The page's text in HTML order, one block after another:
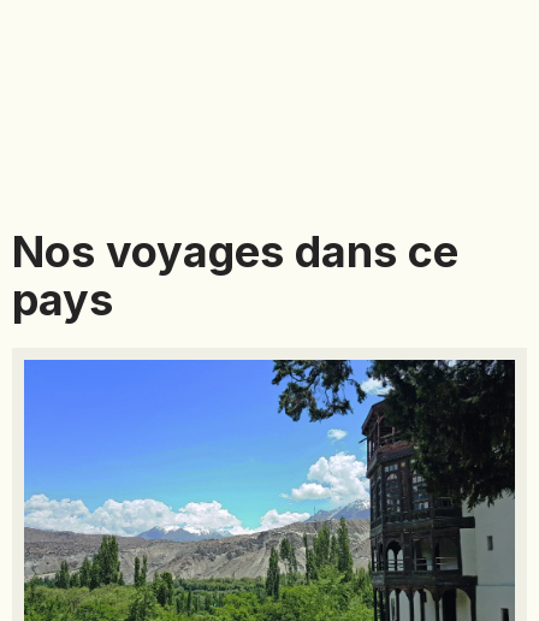
Nos voyages dans ce
pays